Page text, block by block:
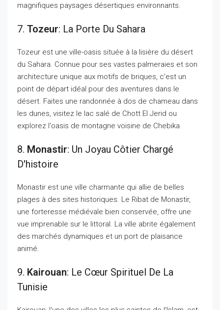
magnifiques paysages désertiques environnants.
7. Tozeur: La Porte Du Sahara
Tozeur est une ville-oasis située à la lisière du désert
du Sahara. Connue pour ses vastes palmeraies et son
architecture unique aux motifs de briques, c'est un
point de départ idéal pour des aventures dans le
désert. Faites une randonnée à dos de chameau dans
les dunes, visitez le lac salé de Chott El Jerid ou
explorez l'oasis de montagne voisine de Chebika.
8. Monastir: Un Joyau Côtier Chargé
D'histoire
Monastir est une ville charmante qui allie de belles
plages à des sites historiques. Le Ribat de Monastir,
une forteresse médiévale bien conservée, offre une
vue imprenable sur le littoral. La ville abrite également
des marchés dynamiques et un port de plaisance
animé.
9. Kairouan: Le Cœur Spirituel De La
Tunisie